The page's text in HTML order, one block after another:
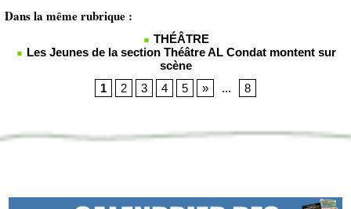
Dans la même rubrique :
THÉÂTRE
Les Jeunes de la section Théâtre AL Condat montent sur
scène
1
2 3 4 5 » ... 8